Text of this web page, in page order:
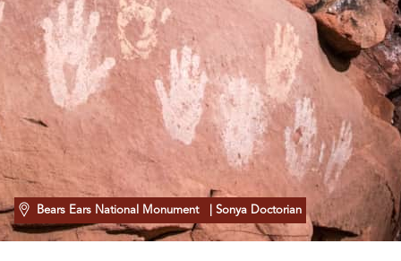
Bears Ears National Monument | Sonya Doctorian